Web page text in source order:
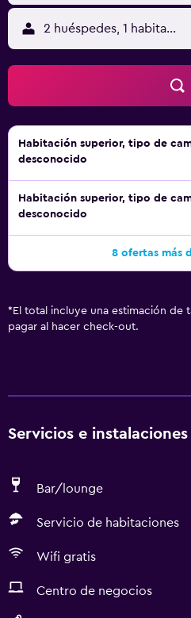
2 huéspedes, 1 habitación
Habitación superior, tipo de
desconocido
Habitación superior, tipo de
desconocido
8 ofertas más
* El total incluye una estimación de
pagar al hacer check-out.
Servicios e instalaciones
Bar/lounge
Servicio de habitaciones
Wifi gratis
Centro de negocios